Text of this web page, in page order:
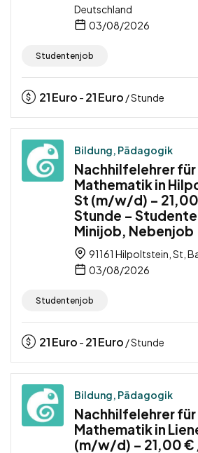
Deutschland
03/08/2026
Studentenjob
21Euro - 21Euro / Stunde
Bildung, Pädagogik
Nachhilfelehrer für
Mathematik in
St (m/w/d) –
Stunde –
Minijob, Nebenjob
91161 Hilpoltstein, St,
03/08/2026
Studentenjob
21Euro - 21Euro / Stunde
Bildung, Pädagogik
Nachhilfelehrer für
Mathematik in
(m/w/d) – 21,00 €